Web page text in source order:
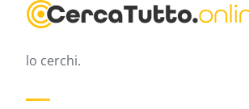
lo cerchi.